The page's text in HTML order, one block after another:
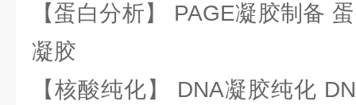
【蛋白分析】 PAGE凝胶制备
凝胶
【核酸纯化】 DNA凝胶纯化